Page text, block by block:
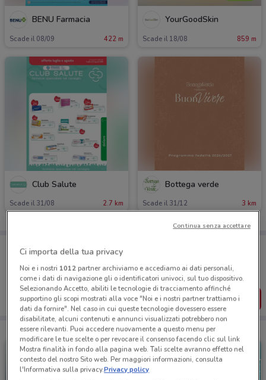
BENU Farmacia
Scade il 08/09 422 m
YourGoodSkin
Scade il 18/08 859 m
Club Salute
Scade il 31/08 2.7 km
Bottega verde
Scade il 31/12 3 km
Puoi trovare le migliori offerte dei negozi vicino a te,
salvarle e creare la tua lista del risparmio, comodamente
dal tuo cellulare.
SCARICA L’APP
Ci importa della tua privacy
Noi e i nostri 1012partner archiviamo e accediamo ai dati personali,
come i dati di navigazione gli o identificatori univoci, sul tuo dispositivo.
Selezionando Accetto, abiliti le tecnologie di tracciamento affinché
supportino gli scopi mostrati alla voce "Noi e i nostri partner trattiamo i
dati da fornire". Nel caso in cui queste tecnologie dovessero essere
disabilitate, alcuni contenuti e annunci visualizzati potrebbero non
essere rilevanti. Puoi accedere nuovamente a questo menu per
modificare le tue scelte o per revocare il consenso facendo clic sul link
Mostra finalità in fondo alla pagina web. Tali scelte avranno effetto nel
contesto del nostro Sito web. Per maggiori informazioni, consulta
l'Informativa sulla privacy.Privacy policy
Continua senza accettare